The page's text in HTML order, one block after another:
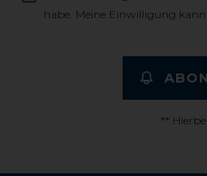
habe. Meine Einwilligung
**